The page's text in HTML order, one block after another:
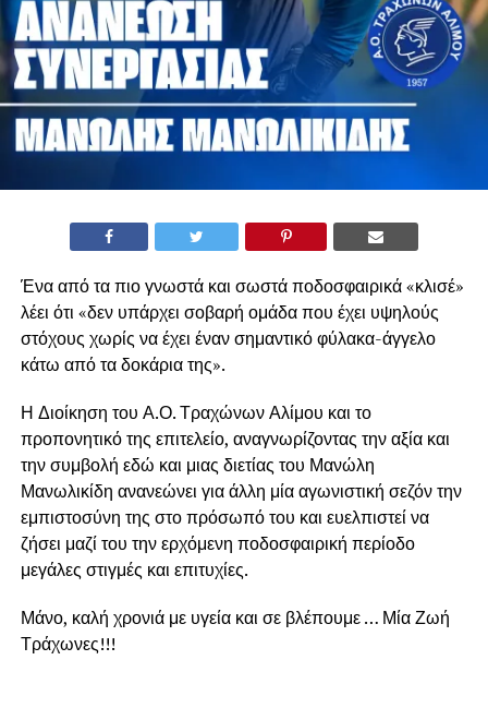
Ένα από τα πιο γνωστά και σωστά ποδοσφαιρικά «κλισέ»
λέει ότι «δεν υπάρχει σοβαρή ομάδα που έχει υψηλούς
στόχους χωρίς να έχει έναν σημαντικό φύλακα-άγγελο
κάτω από τα δοκάρια της».
Η Διοίκηση του Α.Ο. Τραχώνων Αλίμου και το
προπονητικό της επιτελείο, αναγνωρίζοντας την αξία και
την συμβολή εδώ και μιας διετίας του Μανώλη
Μανωλικίδη ανανεώνει για άλλη μία αγωνιστική σεζόν την
εμπιστοσύνη της στο πρόσωπό του και ευελπιστεί να
ζήσει μαζί του την ερχόμενη ποδοσφαιρική περίοδο
μεγάλες στιγμές και επιτυχίες.
Μάνο, καλή χρονιά με υγεία και σε βλέπουμε … Μία Ζωή
Τράχωνες!!!